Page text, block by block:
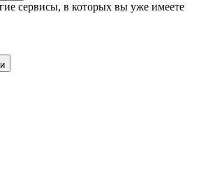
сервисы, в которых вы уже имеете